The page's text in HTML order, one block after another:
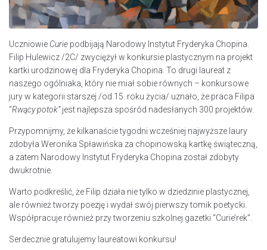
Uczniowie Curie podbijają Narodowy Instytut Fryderyka Chopina.
Filip Hulewicz /2C/ zwyciężył w konkursie plastycznym na projekt
kartki urodzinowej dla Fryderyka Chopina. To drugi laureat z
naszego ogólniaka, który nie miał sobie równych – konkursowe
jury w kategorii starszej /od 15. roku życia/ uznało, że praca Filipa
“Rwący potok”jest najlepsza spośród nadesłanych 300 projektów.
Przypomnijmy, że kilkanaście tygodni wcześniej najwyższe laury
zdobyła Weronika Spławińska za chopinowską kartkę świąteczną,
a zatem Narodowy Instytut Fryderyka Chopina został zdobyty
dwukrotnie.
Warto podkreślić, że Filip działa nie tylko w dziedzinie plastycznej,
ale również tworzy poezję i wydał swój pierwszy tomik poetycki.
Współpracuje również przy tworzeniu szkolnej gazetki “Curie’rek”.
Serdecznie gratulujemy laureatowi konkursu!